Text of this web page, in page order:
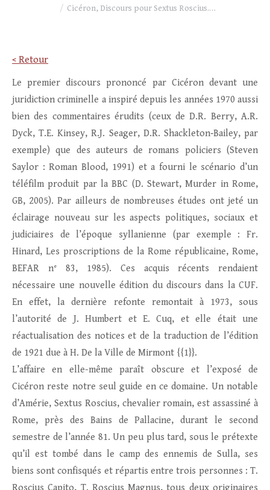
Cicéron, Discours pour Sextus Roscius.…
< Retour
Le premier discours prononcé par Cicéron devant une
juridiction criminelle a inspiré depuis les années 1970 aussi
bien des commentaires érudits (ceux de D.R. Berry, A.R.
Dyck, T.E. Kinsey, R.J. Seager, D.R. Shackleton‑Bailey, par
exemple) que des auteurs de romans policiers (Steven
Saylor : Roman Blood, 1991) et a fourni le scénario d’un
téléfilm produit par la BBC (D. Stewart, Murder in Rome,
GB, 2005). Par ailleurs de nombreuses études ont jeté un
éclairage nouveau sur les aspects politiques, sociaux et
judiciaires de l’époque syllanienne (par exemple : Fr.
Hinard, Les proscriptions de la Rome républicaine, Rome,
BEFAR n° 83, 1985). Ces acquis récents rendaient
nécessaire une nouvelle édition du discours dans la CUF.
En effet, la dernière refonte remontait à 1973, sous
l’autorité de J. Humbert et E. Cuq, et elle était une
réactualisation des notices et de la traduction de l’édition
de 1921 due à H. De la Ville de Mirmont {{1}}.
L’affaire en elle-même paraît obscure et l’exposé de
Cicéron reste notre seul guide en ce domaine. Un notable
d’Amérie, Sextus Roscius, chevalier romain, est assassiné à
Rome, près des Bains de Pallacine, durant le second
semestre de l’année 81. Un peu plus tard, sous le prétexte
qu’il est tombé dans le camp des ennemis de Sulla, ses
biens sont confisqués et répartis entre trois personnes : T.